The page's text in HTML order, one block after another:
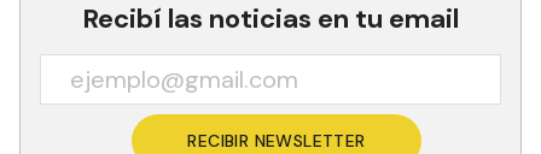
Recibí las noticias en tu email
RECIBIR NEWSLETTER